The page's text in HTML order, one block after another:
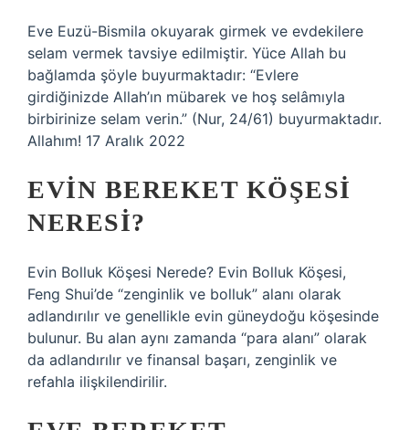
Eve Euzü-Bismila okuyarak girmek ve evdekilere
selam vermek tavsiye edilmiştir. Yüce Allah bu
bağlamda şöyle buyurmaktadır: “Evlere
girdiğinizde Allah’ın mübarek ve hoş selâmıyla
birbirinize selam verin.” (Nur, 24/61) buyurmaktadır.
Allahım! 17 Aralık 2022
EVIN BEREKET KÖŞESI
NERESI?
Evin Bolluk Köşesi Nerede? Evin Bolluk Köşesi,
Feng Shui’de “zenginlik ve bolluk” alanı olarak
adlandırılır ve genellikle evin güneydoğu köşesinde
bulunur. Bu alan aynı zamanda “para alanı” olarak
da adlandırılır ve finansal başarı, zenginlik ve
refahla ilişkilendirilir.